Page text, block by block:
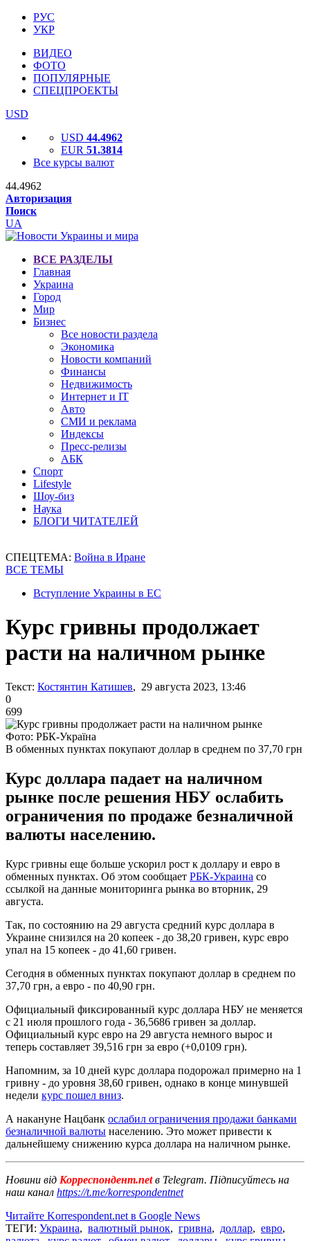
РУС
УКР
ВИДЕО
ФОТО
ПОПУЛЯРНЫЕ
СПЕЦПРОЕКТЫ
USD
USD 44.4962
EUR 51.3814
Все курсы валют
44.4962
Авторизация
Поиск
UA
ВСЕ РАЗДЕЛЫ
Главная
Украина
Город
Мир
Бизнес
Все новости раздела
Экономика
Новости компаний
Финансы
Недвижимость
Интернет и IT
Авто
СМИ и реклама
Индексы
Пресс-релизы
АБК
Спорт
Lifestyle
Шоу-биз
Наука
БЛОГИ ЧИТАТЕЛЕЙ
СПЕЦТЕМА: Война в Иране
ВСЕ ТЕМЫ
Вступление Украины в ЕС
Курс гривны продолжает
расти на наличном рынке
Текст: Костянтин Катишев, 29 августа 2023, 13:46
0
699
Фото: РБК-Україна
В обменных пунктах покупают доллар в среднем по 37,70 грн
Курс доллара падает на наличном
рынке после решения НБУ ослабить
ограничения по продаже безналичной
валюты населению.
Курс гривны еще больше ускорил рост к доллару и евро в
обменных пунктах. Об этом сообщает РБК-Украина со
ссылкой на данные мониторинга рынка во вторник, 29
августа.
Так, по состоянию на 29 августа средний курс доллара в
Украине снизился на 20 копеек - до 38,20 гривен, курс евро
упал на 15 копеек - до 41,60 гривен.
Сегодня в обменных пунктах покупают доллар в среднем по
37,70 грн, а евро - по 40,90 грн.
Официальный фиксированный курс доллара НБУ не меняется
с 21 июля прошлого года - 36,5686 гривен за доллар.
Официальный курс евро на 29 августа немного вырос и
теперь составляет 39,516 грн за евро (+0,0109 грн).
Напомним, за 10 дней курс доллара подорожал примерно на 1
гривну - до уровня 38,60 гривен, однако в конце минувшей
недели курс пошел вниз.
А накануне Нацбанк ослабил ограничения продажи банками
безналичной валюты населению. Это может привести к
дальнейшему снижению курса доллара на наличном рынке.
Новини від Корреспондент.netв Telegram. Підписуйтесь на
наш канал https://t.me/korrespondentnet
Читайте Korrespondent.net в Google News
ТЕГИ: Украина, валютный рынок, гривна, доллар, евро,